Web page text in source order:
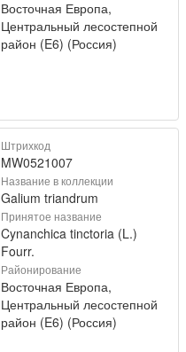
Восточная Европа,
Центральный лесостепной
район (E6) (Россия)
Штрихкод
MW0521007
Название в коллекции
Galium triandrum
Принятое название
Cynanchica tinctoria (L.)
Fourr.
Районирование
Восточная Европа,
Центральный лесостепной
район (E6) (Россия)